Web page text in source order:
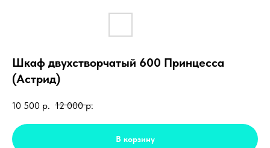
Шкаф двухстворчатый 600 Принцесса
(Астрид)
10 500 р. 12 000 р.
В корзину